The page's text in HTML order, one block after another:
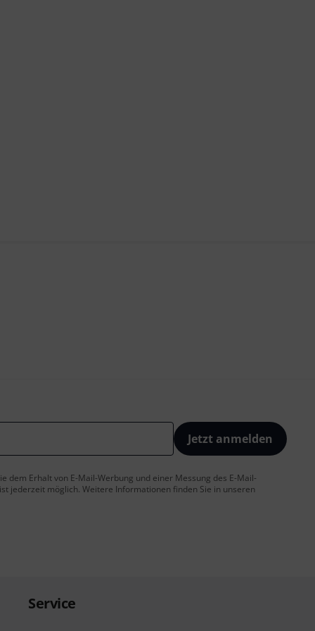
Jetzt anmelden
dem Erhalt von E-Mail-Werbung und einer Messung des E-Mail-
jederzeit möglich. Weitere Informationen finden Sie in unseren
Service